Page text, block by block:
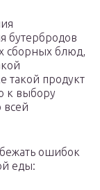
бутербродов
сборных блюд,
такой продукт
к выбору
всей
ошибок
еды: